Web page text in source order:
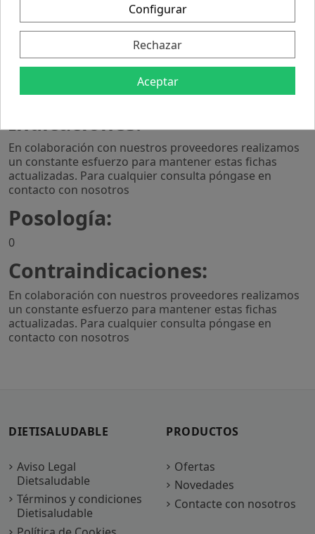
Composición:
En colaboración con nuestros proveedores realizamos
un constante esfuerzo para mantener estas fichas
actualizadas. Para cualquier consulta póngase en
contacto con nosotros
Indicaciones:
En colaboración con nuestros proveedores realizamos
un constante esfuerzo para mantener estas fichas
actualizadas. Para cualquier consulta póngase en
contacto con nosotros
Posología:
0
Contraindicaciones:
En colaboración con nuestros proveedores realizamos
un constante esfuerzo para mantener estas fichas
actualizadas. Para cualquier consulta póngase en
contacto con nosotros
DIETISALUDABLE
Aviso Legal
Dietsaludable
Términos y condiciones
Dietisaludable
PRODUCTOS
Ofertas
Novedades
Contacte con nosotros
Configurar
Rechazar
Aceptar